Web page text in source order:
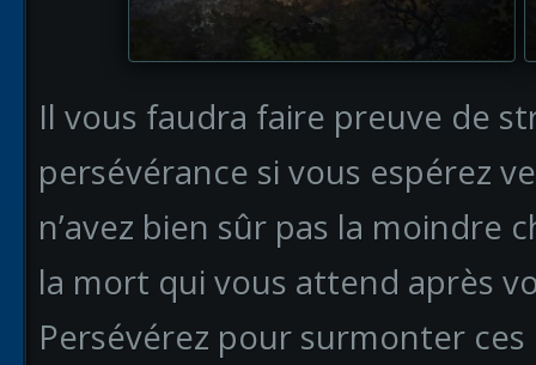
Il vous faudra faire preuve de
persévérance si vous espérez
n’avez bien sûr pas la moindre
la mort qui vous attend après
Persévérez pour surmonter